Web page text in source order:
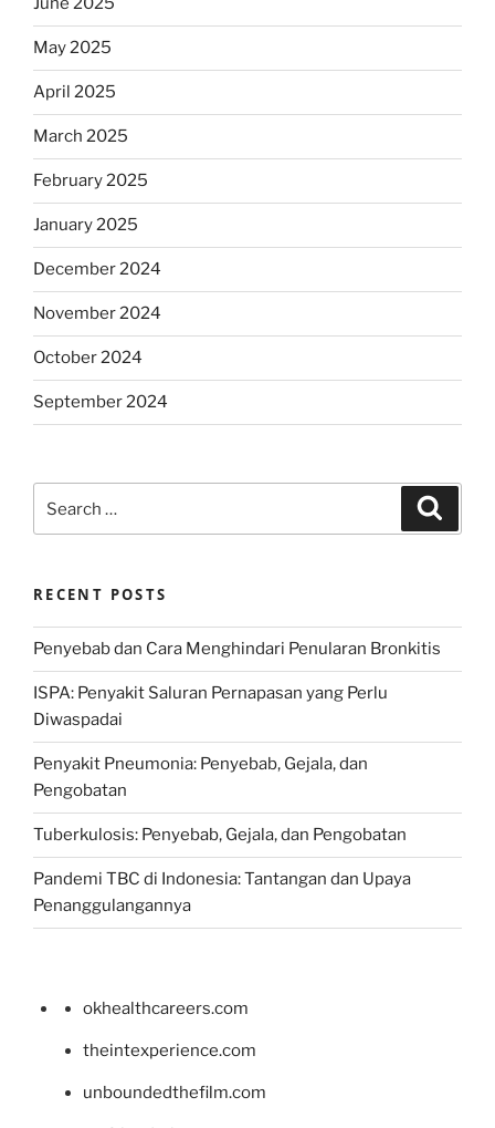
May 2025
April 2025
March 2025
February 2025
January 2025
December 2024
November 2024
October 2024
September 2024
for:
RECENT POSTS
Penyebab dan Cara Menghindari Penularan Bronkitis
ISPA: Penyakit Saluran Pernapasan yang Perlu
Diwaspadai
Penyakit Pneumonia: Penyebab, Gejala, dan
Pengobatan
Tuberkulosis: Penyebab, Gejala, dan Pengobatan
Pandemi TBC di Indonesia: Tantangan dan Upaya
Penanggulangannya
okhealthcareers.com
theintexperience.com
unboundedthefilm.com